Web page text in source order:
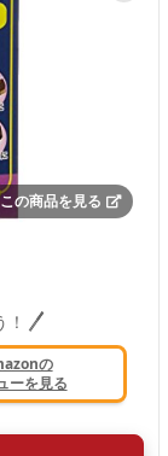
この商品を見る
の
ーを見る